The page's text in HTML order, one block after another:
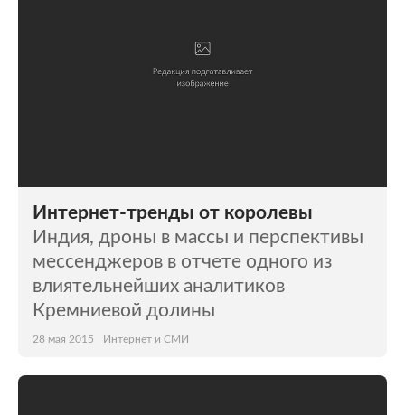
Интернет-тренды от королевы
Индия, дроны в массы и перспективы
мессенджеров в отчете одного из
влиятельнейших аналитиков
Кремниевой долины
28 мая 2015 Интернет и СМИ